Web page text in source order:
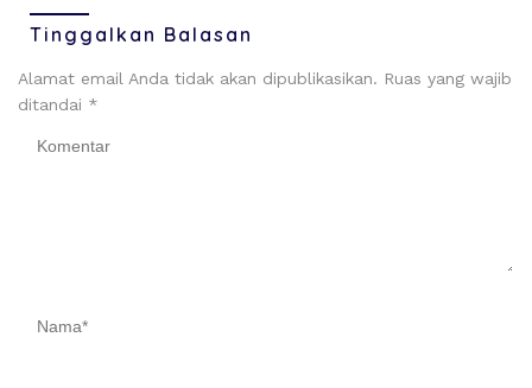
Tinggalkan Balasan
Alamat email Anda tidak akan dipublikasikan. Ruas yang wajib
ditandai *